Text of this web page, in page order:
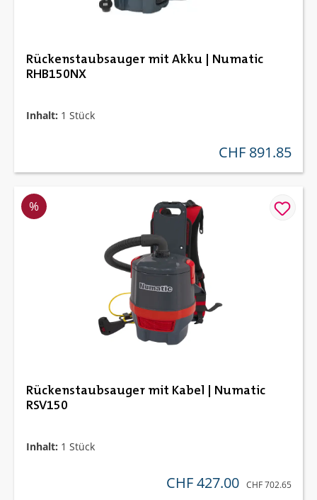
Rückenstaubsauger mit Akku | Numatic
RHB150NX
Inhalt: 1 Stück
regulärer preis:
CHF 891.85
Rabatt
%
Rückenstaubsauger mit Kabel | Numatic
RSV150
Inhalt: 1 Stück
verkaufspreis:
CHF 427.00 REGULÄRER
CHF 702.65